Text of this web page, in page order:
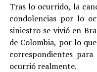
Tras lo ocurrido, la
condolencias por lo
siniestro se vivió en
de Colombia, por lo
correspondientes
ocurrió realmente.